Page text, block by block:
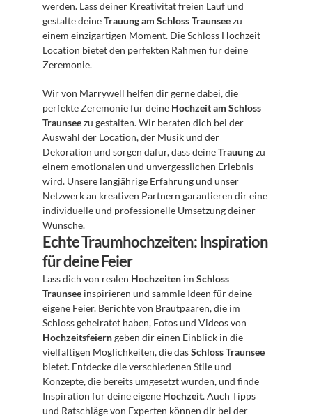
werden. Lass deiner Kreativität freien Lauf und
gestalte deine Trauung am Schloss Traunsee zu
einem einzigartigen Moment. Die Schloss Hochzeit
Location bietet den perfekten Rahmen für deine
Zeremonie.
Wir von Marrywell helfen dir gerne dabei, die
perfekte Zeremonie für deine Hochzeit am Schloss
Traunsee zu gestalten. Wir beraten dich bei der
Auswahl der Location, der Musik und der
Dekoration und sorgen dafür, dass deine Trauung zu
einem emotionalen und unvergesslichen Erlebnis
wird. Unsere langjährige Erfahrung und unser
Netzwerk an kreativen Partnern garantieren dir eine
individuelle und professionelle Umsetzung deiner
Wünsche.
Echte Traumhochzeiten: Inspiration
für deine Feier
Lass dich von realen Hochzeiten im Schloss
Traunsee inspirieren und sammle Ideen für deine
eigene Feier. Berichte von Brautpaaren, die im
Hochzeitsfeiern geben dir einen Einblick in die
vielfältigen Möglichkeiten, die das Schloss Traunsee
bietet. Entdecke die verschiedenen Stile und
Konzepte, die bereits umgesetzt wurden, und finde
Inspiration für deine eigene Hochzeit. Auch Tipps
und Ratschläge von Experten können dir bei der